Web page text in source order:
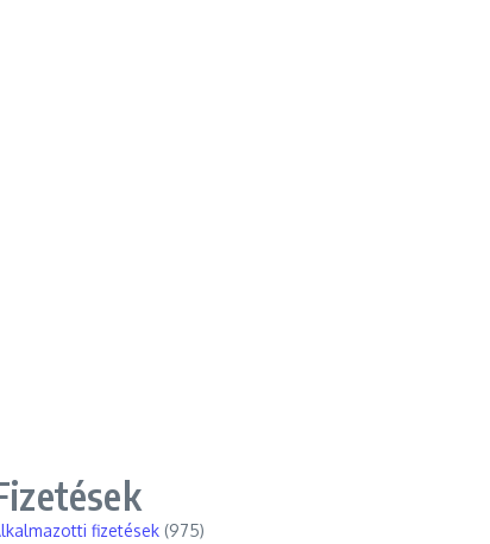
fizetések (975)